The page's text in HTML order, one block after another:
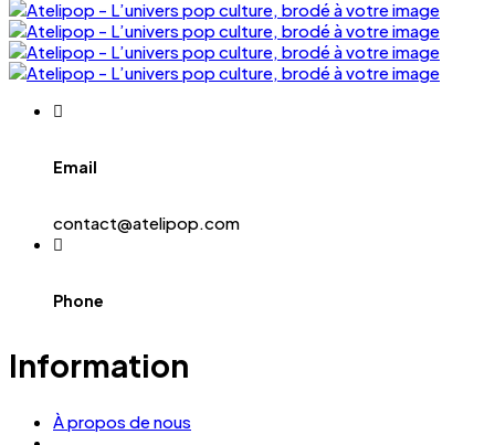
Email
contact@atelipop.com
Phone
Information
À propos de nous